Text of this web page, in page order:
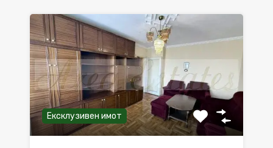
Ексклузивен имот